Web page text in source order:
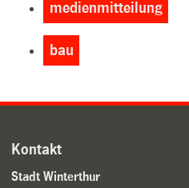
medienmitteilung
bau
Kontakt
Stadt Winterthur